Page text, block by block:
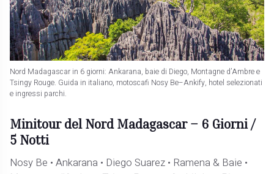
Nord Madagascar in 6 giorni: Ankarana, baie di Diego, Montagne d’Ambre e
Tsingy Rouge. Guida in italiano, motoscafi Nosy Be–Ankify, hotel selezionati
e ingressi parchi.
Minitour del Nord Madagascar – 6 Giorni /
5 Notti
Nosy Be • Ankarana • Diego Suarez • Ramena & Baie •